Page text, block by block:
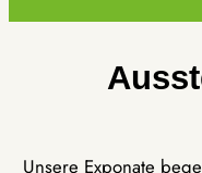
Unsere Exponate